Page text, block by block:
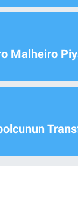
Malheiro